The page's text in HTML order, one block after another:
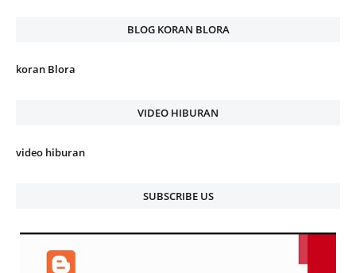
BLOG KORAN BLORA
koran Blora
VIDEO HIBURAN
video hiburan
SUBSCRIBE US